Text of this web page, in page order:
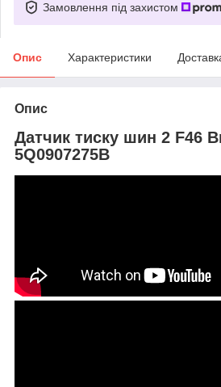
Замовлення під захистом
Опис Характеристики
Опис
Датчик тиску шин 2 F46
5Q0907275B